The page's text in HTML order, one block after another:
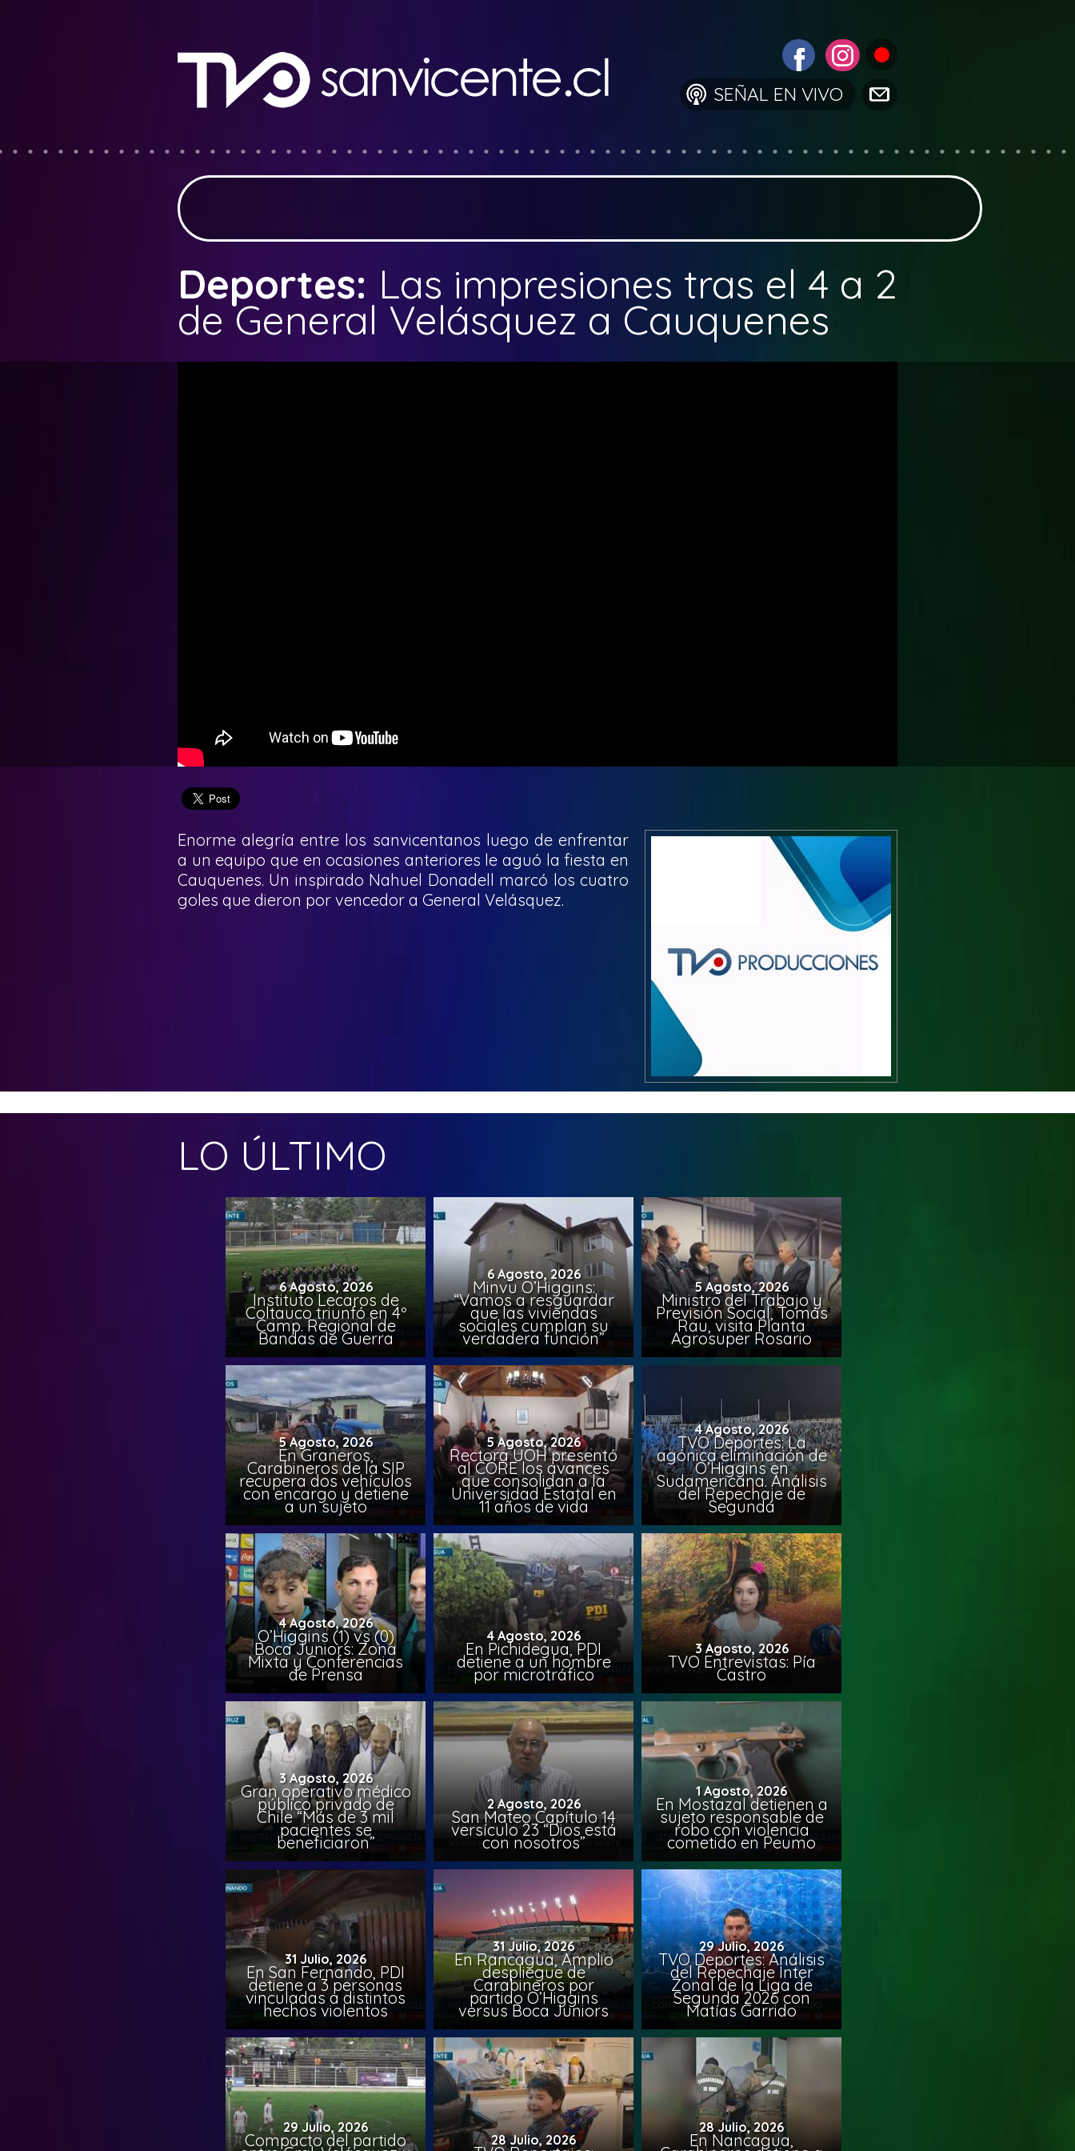
SEÑAL EN VIVO
Deportes: Las impresiones tras el 4 a 2
de General Velásquez a Cauquenes
Enorme alegría entre los sanvicentanos luego de enfrentar
a un equipo que en ocasiones anteriores le aguó la fiesta en
Cauquenes. Un inspirado Nahuel Donadell marcó los cuatro
goles que dieron por vencedor a General Velásquez.
LO ÚLTIMO
6 Agosto, 2026
Instituto Lecaros de
Coltauco triunfó en 4º
Camp. Regional de
Bandas de Guerra
6 Agosto, 2026
Minvu O’Higgins:
“Vamos a resguardar
que las viviendas
sociales cumplan su
verdadera función”
5 Agosto, 2026
Ministro del Trabajo y
Previsión Social, Tomás
Rau, visita Planta
Agrosuper Rosario
5 Agosto, 2026
En Graneros,
Carabineros de la SIP
recupera dos vehículos
con encargo y detiene
a un sujeto
5 Agosto, 2026
Rectora UOH presentó
al CORE los avances
que consolidan a la
Universidad Estatal en
11 años de vida
4 Agosto, 2026
TVO Deportes: La
agónica eliminación de
O’Higgins en
Sudamericana. Análisis
del Repechaje de
Segunda
4 Agosto, 2026
O’Higgins (1) vs (0)
Boca Juniors: Zona
Mixta y Conferencias
de Prensa
4 Agosto, 2026
En Pichidegua, PDI
detiene a un hombre
por microtráfico
3 Agosto, 2026
TVO Entrevistas: Pía
Castro
3 Agosto, 2026
Gran operativo médico
público privado de
Chile “Más de 3 mil
pacientes se
beneficiaron”
2 Agosto, 2026
San Mateo Capítulo 14
versículo 23 “Dios está
con nosotros”
1 Agosto, 2026
En Mostazal detienen a
sujeto responsable de
robo con violencia
cometido en Peumo
31 Julio, 2026
En San Fernando, PDI
detiene a 3 personas
vinculadas a distintos
hechos violentos
31 Julio, 2026
En Rancagua, Amplio
despliegue de
Carabineros por
partido O’Higgins
versus Boca Juniors
29 Julio, 2026
TVO Deportes: Análisis
del Repechaje Inter
Zonal de la Liga de
Segunda 2026 con
Matías Garrido
29 Julio, 2026
Compacto del partido 28 Julio, 2026
28 Julio, 2026
En Nancagua,